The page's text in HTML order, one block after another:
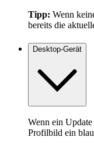
Tipp: Wenn
bereits die
Desktop-Gerät
Wenn ein
Profilbild ein